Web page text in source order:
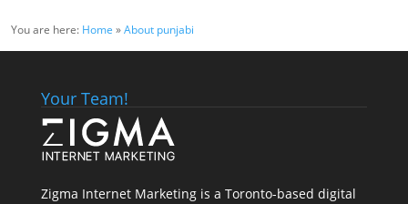
You are here: Home »About punjabi
Your Team!
Zigma Internet Marketing is a Toronto-based digital